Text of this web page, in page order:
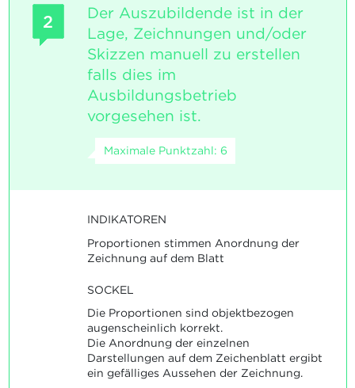
2
Der Auszubildende ist in der
Lage, Zeichnungen und/oder
Skizzen manuell zu erstellen
falls dies im
Ausbildungsbetrieb
vorgesehen ist.
Maximale Punktzahl: 6
INDIKATOREN
Proportionen stimmen Anordnung der
Zeichnung auf dem Blatt
SOCKEL
Die Proportionen sind objektbezogen
augenscheinlich korrekt.
Die Anordnung der einzelnen
Darstellungen auf dem Zeichenblatt ergibt
ein gefälliges Aussehen der Zeichnung.